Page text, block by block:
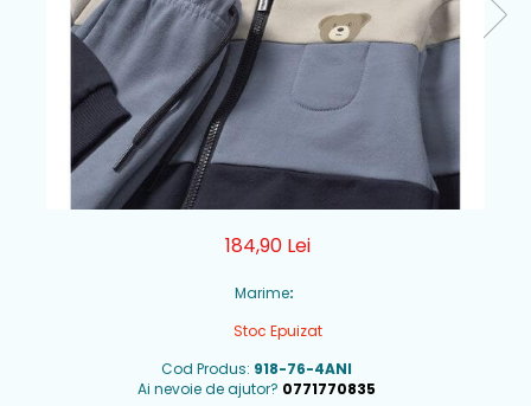
184,90 Lei
Marime:
Stoc Epuizat
Cod Produs: 918-76-4ANI
Ai nevoie de ajutor? 0771770835